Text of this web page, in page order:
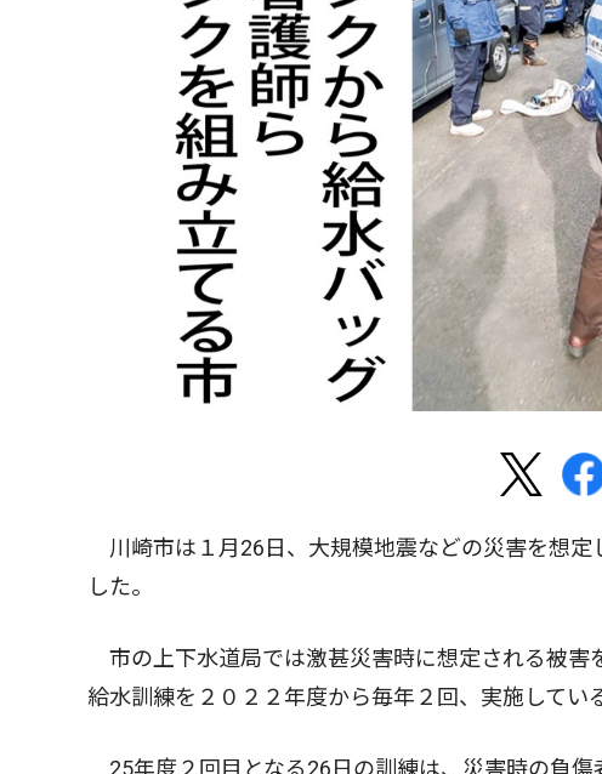
川崎市は１月26日、大規模地震などの災害を想
した。
市の上下水道局では激甚災害時に想定される被害
給水訓練を２０２２年度から毎年２回、実施してい
25年度２回目となる26日の訓練は、災害時の負